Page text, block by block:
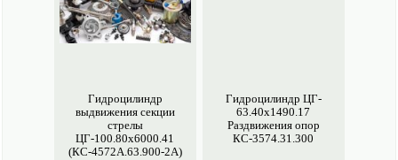
Гидроцилиндр
выдвижения секции
стрелы
ЦГ-100.80х6000.41
(КС-4572А.63.900-2А)
Гидроцилиндр ЦГ-
63.40х1490.17
Раздвижения опор
КС-3574.31.300